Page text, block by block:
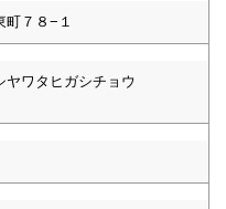
７８−１
ヤワタヒガシチョウ